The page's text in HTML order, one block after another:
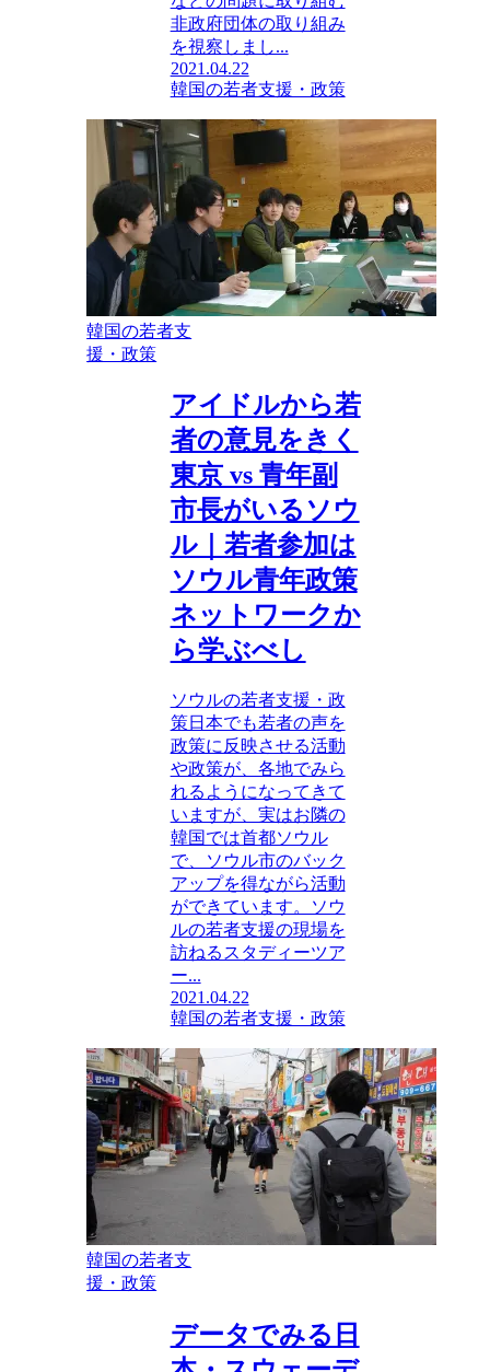
非政府団体の取り組み
を視察しまし...
2021.04.22
韓国の若者支援・政策
韓国の若者支
援・政策
アイドルから若
者の意見をきく
東京 vs 青年副
市長がいるソウ
ル｜若者参加は
ソウル青年政策
ネットワークか
ら学ぶべし
ソウルの若者支援・政
策日本でも若者の声を
政策に反映させる活動
や政策が、各地でみら
れるようになってきて
いますが、実はお隣の
韓国では首都ソウル
で、ソウル市のバック
アップを得ながら活動
ができています。ソウ
ルの若者支援の現場を
訪ねるスタディーツア
ー...
2021.04.22
韓国の若者支援・政策
韓国の若者支
援・政策
データでみる日